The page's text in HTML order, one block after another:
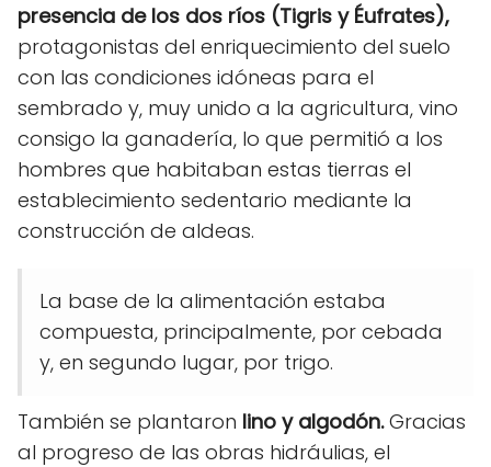
presencia de los dos ríos (Tigris y Éufrates),
protagonistas del enriquecimiento del suelo
con las condiciones idóneas para el
sembrado y, muy unido a la agricultura, vino
consigo la ganadería, lo que permitió a los
hombres que habitaban estas tierras el
establecimiento sedentario mediante la
construcción de aldeas.
La base de la alimentación estaba
compuesta, principalmente, por cebada
y, en segundo lugar, por trigo.
También se plantaron lino y algodón.Gracias
al progreso de las obras hidráulias, el